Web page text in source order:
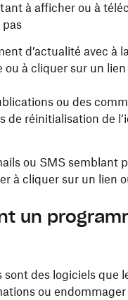
à afficher ou à
pas
d’actualité avec à
à cliquer sur un
ou des
de réinitialisation de
ou SMS semblant
à cliquer sur un lien
un
des logiciels que
ou